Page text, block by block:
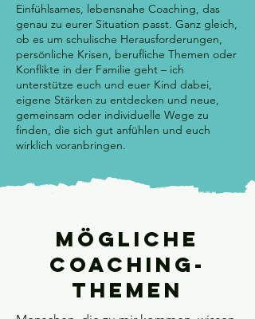
Einfühlsames, lebensnahe Coaching, das
genau zu eurer Situation passt. Ganz gleich,
ob es um schulische Herausforderungen,
persönliche Krisen, berufliche Themen oder
Konflikte in der Familie geht – ich
unterstütze euch und euer Kind dabei,
eigene Stärken zu entdecken und neue,
gemeinsam oder individuelle Wege zu
finden, die sich gut anfühlen und euch
wirklich voranbringen.
Mögliche
Coaching-
Themen